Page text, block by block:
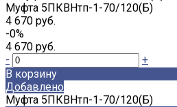
Муфта 5ПКВНтп-1-70/120(Б)
4 670 руб.
-0%
4 670 руб.
-
+
В корзину
Добавлено
Муфта 5ПКВНтп-1-70/120(Б)